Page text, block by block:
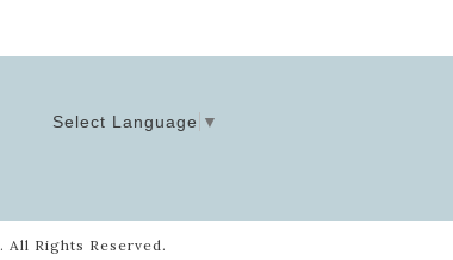
Select Language ▼
. All Rights Reserved.